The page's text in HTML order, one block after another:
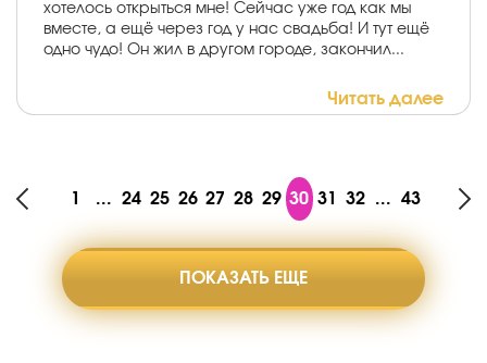
хотелось открыться мне! Сейчас уже год как мы
вместе, а ещё через год у нас свадьба! И тут ещё
одно чудо! Он жил в другом городе, закончил...
Читать далее
1 ... 24 25 26 27 28 29 30 31 32 ... 43
ПОКАЗАТЬ ЕЩЕ